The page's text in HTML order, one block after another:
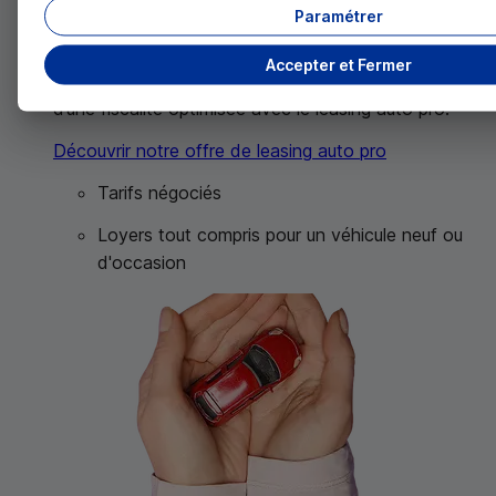
Professionnelles : louez votre véhicule
pro
Externalisez la gestion de vos véhicules et profitez
d’une fiscalité optimisée avec leleasingauto pro.
Découvrir notre offre de leasing auto pro
Tarifs négociés
Loyers tout compris pour un véhicule neuf ou
d'occasion
Accepter et Fermer
Paramétrer